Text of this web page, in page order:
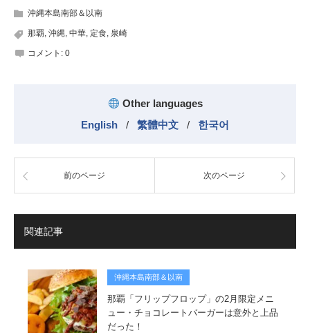
沖縄本島南部＆以南
那覇, 沖縄, 中華, 定食, 泉崎
コメント: 0
Other languages
English
/ 繁體中文 / 한국어
前のページ 次のページ
関連記事
沖縄本島南部＆以南
那覇「フリップフロップ」の2月限定メニ
ュー・チョコレートバーガーは意外と上品
だった！